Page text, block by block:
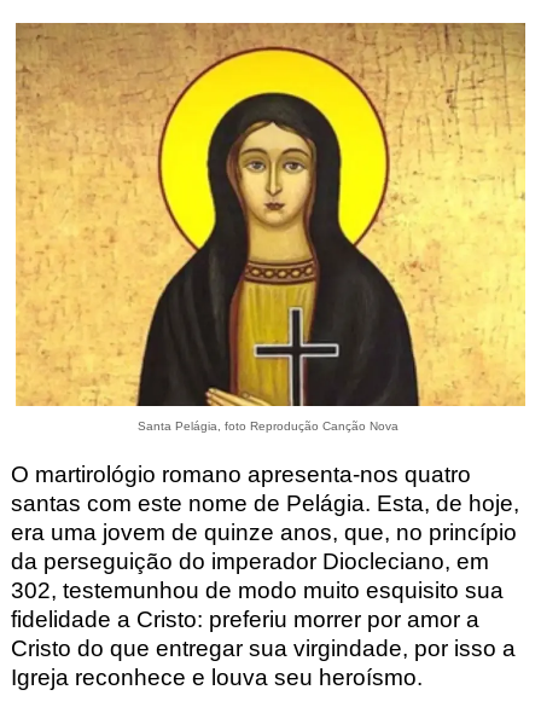
Santa Pelágia, foto Reprodução Canção Nova
O martirológio romano apresenta-nos quatro
santas com este nome de Pelágia. Esta, de hoje,
era uma jovem de quinze anos, que, no princípio
da perseguição do imperador Diocleciano, em
302, testemunhou de modo muito esquisito sua
fidelidade a Cristo: preferiu morrer por amor a
Cristo do que entregar sua virgindade, por isso a
Igreja reconhece e louva seu heroísmo.